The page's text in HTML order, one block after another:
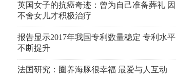
英国女子的抗癌奇迹：曾为自己准备葬礼 因
不舍女儿才积极治疗
报告显示2017年我国专利数量稳定 专利水平
不断提升
法国研究：圈养海豚很幸福 最爱与人互动